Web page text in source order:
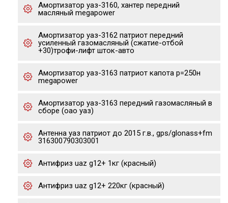
Амортизатор уаз-3160, хантер передний
масляный megapower
Амортизатор уаз-3162 патриот передний
усиленный газомасляный (сжатие-отбой
+30)трофи-лифт шток-авто
Амортизатор уаз-3163 патриот капота р=250н
megapower
Амортизатор уаз-3163 передний газомасляный в
сборе (оао уаз)
Антенна уаз патриот до 2015 г.в., gps/glonass+fm
316300790303001
Антифриз uaz g12+ 1кг (красный)
Антифриз uaz g12+ 220кг (красный)